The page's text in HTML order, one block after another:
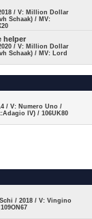
/ V: Million Dollar
Schaak) / MV:
helper
/ V: Million Dollar
Schaak) / MV: Lord
/ V: Numero Uno /
IV) / 106UK80
/ 2018 / V: Vingino